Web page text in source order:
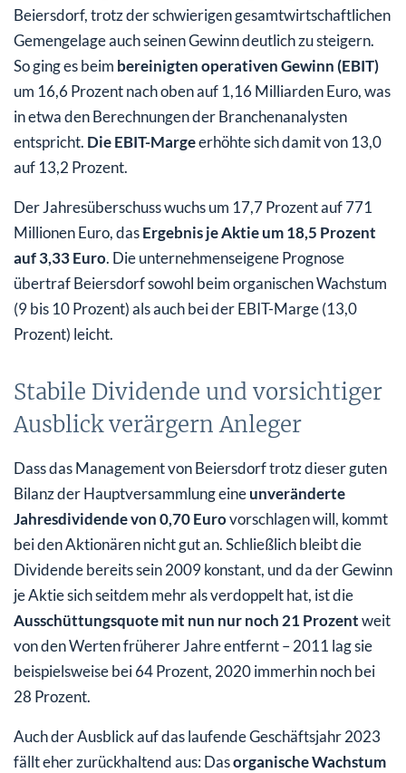
Beiersdorf, trotz der schwierigen gesamtwirtschaftlichen
Gemengelage auch seinen Gewinn deutlich zu steigern.
So ging es beim bereinigten operativen Gewinn (EBIT)
um 16,6 Prozent nach oben auf 1,16 Milliarden Euro, was
in etwa den Berechnungen der Branchenanalysten
entspricht. Die EBIT-Margeerhöhte sich damit von 13,0
auf 13,2 Prozent.
Der Jahresüberschuss wuchs um 17,7 Prozent auf 771
Millionen Euro, dasErgebnis je Aktie um 18,5 Prozent
auf 3,33 Euro. Die unternehmenseigene Prognose
übertraf Beiersdorf sowohl beim organischen Wachstum
(9 bis 10 Prozent) als auch bei der EBIT-Marge (13,0
Prozent) leicht.
Stabile Dividende und vorsichtiger
Ausblick verärgern Anleger
Dass das Management von Beiersdorf trotz dieser guten
Bilanz der Hauptversammlung eineunveränderte
Jahresdividende von 0,70 Eurovorschlagen will, kommt
bei den Aktionären nicht gut an. Schließlich bleibt die
Dividende bereits sein 2009 konstant, und da der Gewinn
je Aktie sich seitdem mehr als verdoppelt hat, ist die
Ausschüttungsquote mit nun nur noch 21 Prozentweit
von den Werten früherer Jahre entfernt – 2011 lag sie
beispielsweise bei 64 Prozent, 2020 immerhin noch bei
28 Prozent.
Auch der Ausblick auf das laufende Geschäftsjahr 2023
fällt eher zurückhaltend aus: Dasorganische Wachstum